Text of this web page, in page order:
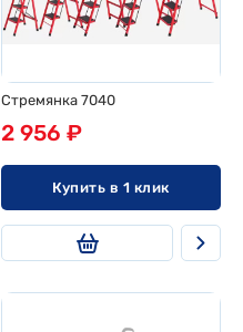
Стремянка 7040
2 956 ₽
Купить в 1 клик